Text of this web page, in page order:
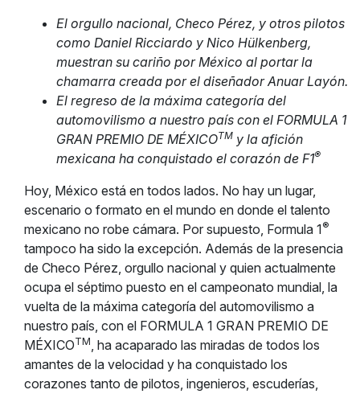
El orgullo nacional, Checo Pérez, y otros pilotos
como Daniel Ricciardo y Nico Hülkenberg,
muestran su cariño por México al portar la
chamarra creada por el diseñador Anuar Layón.
El regreso de la máxima categoría del
automovilismo a nuestro país con el FORMULA 1
GRAN PREMIO DE MÉXICOTM y la afición
mexicana ha conquistado el corazón de F1®
Hoy, México está en todos lados. No hay un lugar,
escenario o formato en el mundo en donde el talento
mexicano no robe cámara. Por supuesto, Formula 1®
tampoco ha sido la excepción. Además de la presencia
de Checo Pérez, orgullo nacional y quien actualmente
ocupa el séptimo puesto en el campeonato mundial, la
vuelta de la máxima categoría del automovilismo a
nuestro país, con el FORMULA 1 GRAN PREMIO DE
MÉXICOTM, ha acaparado las miradas de todos los
amantes de la velocidad y ha conquistado los
corazones tanto de pilotos, ingenieros, escuderías,